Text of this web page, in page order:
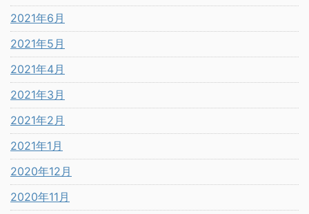
2021年6月
2021年5月
2021年4月
2021年3月
2021年2月
2021年1月
2020年12月
2020年11月